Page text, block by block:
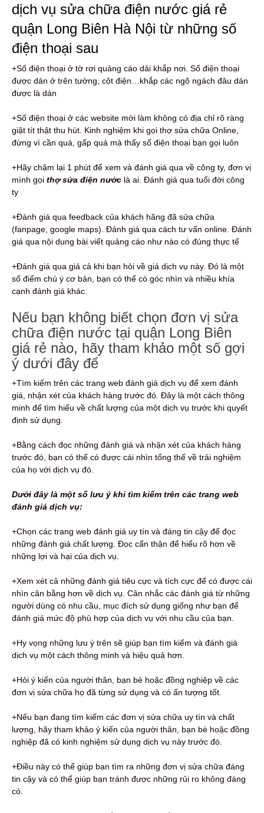
dịch vụ sửa chữa điện nước giá rẻ
quận Long Biên Hà Nội từ những số
điện thoại sau
+Số điện thoại ở tờ rơi quảng cáo dải khắp nơi. Số điện thoại
được dán ở trên tường, cột điện…khắp các ngõ ngách đâu dán
được là dán
+Số điện thoại ở các website mới làm không có địa chỉ rõ ràng
giật tít thật thu hút. Kinh nghiệm khi gọi thợ sửa chữa Online,
đừng vì cần quá, gấp quá mà thấy số điện thoại bạn gọi luôn
+Hãy chậm lại 1 phút để xem và đánh giá qua về công ty, đơn vị
mình gọi thợ sửa điện nước là ai. Đánh giá qua tuổi đời công
ty
+Đánh giá qua feedback của khách hãng đã sửa chữa
(fanpage, google maps). Đánh giá qua cách tư vấn online. Đánh
giá qua nội dung bài viết quảng cáo như nào có đúng thực tế
+Đánh giá qua giá cả khi bạn hỏi về giá dịch vụ này. Đó là một
số điểm chú ý cơ bản, bạn có thể có góc nhìn và nhiều khía
cạnh đánh giá khác.
Nếu bạn không biết chọn đơn vị sửa
chữa điện nước tại quận Long Biên
giá rẻ nào, hãy tham khảo một số gợi
ý dưới đây để
+Tìm kiếm trên các trang web đánh giá dịch vụ để xem đánh
giá, nhận xét của khách hàng trước đó. Đây là một cách thông
minh để tìm hiểu về chất lượng của một dịch vụ trước khi quyết
định sử dụng.
+Bằng cách đọc những đánh giá và nhận xét của khách hàng
trước đó, bạn có thể có được cái nhìn tổng thể về trải nghiệm
của họ với dịch vụ đó.
Dưới đây là một số lưu ý khi tìm kiếm trên các trang web
đánh giá dịch vụ:
+Chọn các trang web đánh giá uy tín và đáng tin cậy để đọc
những đánh giá chất lượng. Đọc cẩn thận để hiểu rõ hơn về
những lợi và hại của dịch vụ.
+Xem xét cả những đánh giá tiêu cực và tích cực để có được cái
nhìn cân bằng hơn về dịch vụ. Cân nhắc các đánh giá từ những
người dùng có nhu cầu, mục đích sử dụng giống như bạn để
đánh giá mức độ phù hợp của dịch vụ với nhu cầu của bạn.
+Hy vọng những lưu ý trên sẽ giúp bạn tìm kiếm và đánh giá
dịch vụ một cách thông minh và hiệu quả hơn.
+Hỏi ý kiến ​​của người thân, bạn bè hoặc đồng nghiệp về các
đơn vị sửa chữa họ đã từng sử dụng và có ấn tượng tốt.
+Nếu bạn đang tìm kiếm các đơn vị sửa chữa uy tín và chất
lượng, hãy tham khảo ý kiến ​​của người thân, bạn bè hoặc đồng
nghiệp đã có kinh nghiệm sử dụng dịch vụ này trước đó.
+Điều này có thể giúp bạn tìm ra những đơn vị sửa chữa đáng
tin cậy và có thể giúp bạn tránh được những rủi ro không đáng
có.